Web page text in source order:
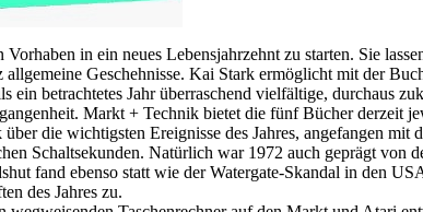
in ein neues Lebensjahrzehnt zu starten. Sie
allgemeine Geschehnisse. Kai Stark ermöglicht mit der
ein betrachtetes Jahr überraschend vielfältige, durchaus
Markt + Technik bietet die fünf Bücher derzeit
die wichtigsten Ereignisse des Jahres, angefangen mit
Schaltsekunden. Natürlich war 1972 auch geprägt
fand ebenso statt wie der Watergate-Skandal in den
des Jahres zu.